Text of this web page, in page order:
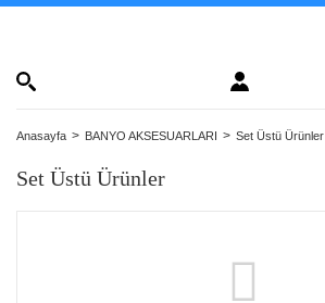
Anasayfa BANYO AKSESUARLARI Set Üstü Ürünler
Set Üstü Ürünler